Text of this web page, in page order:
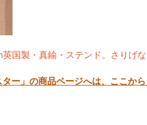
製・真鍮・ステンド。さりげな
」の商品ページへは、ここから